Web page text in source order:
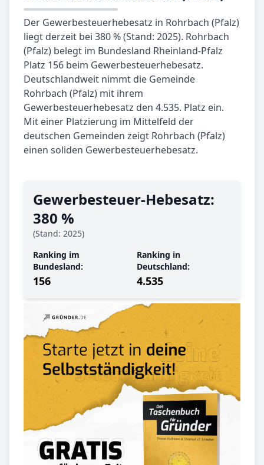
Der Gewerbesteuerhebesatz in Rohrbach (Pfalz)
liegt derzeit bei 380 % (Stand: 2025). Rohrbach
(Pfalz) belegt im Bundesland Rheinland-Pfalz
Platz 156 beim Gewerbesteuerhebesatz.
Deutschlandweit nimmt die Gemeinde
Rohrbach (Pfalz) mit ihrem
Gewerbesteuerhebesatz den 4.535. Platz ein.
Mit einer Platzierung im Mittelfeld der
deutschen Gemeinden zeigt Rohrbach (Pfalz)
einen soliden Gewerbesteuerhebesatz.
Gewerbe­steuer-Hebe­satz:
380 %
(Stand: 2025)
Ranking im
Bundesland:
156
Ranking in
Deutschland:
4.535